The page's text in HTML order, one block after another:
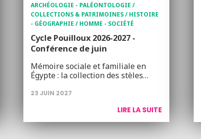
ARCHÉOLOGIE - PALÉONTOLOGIE /
COLLECTIONS & PATRIMOINES / HISTOIRE
- GÉOGRAPHIE / HOMME - SOCIÉTÉ
Cycle Pouilloux 2026-2027 -
Conférence de juin
Mémoire sociale et familiale en
Égypte : la collection des stèles…
23 JUIN 2027
LIRE LA SUITE